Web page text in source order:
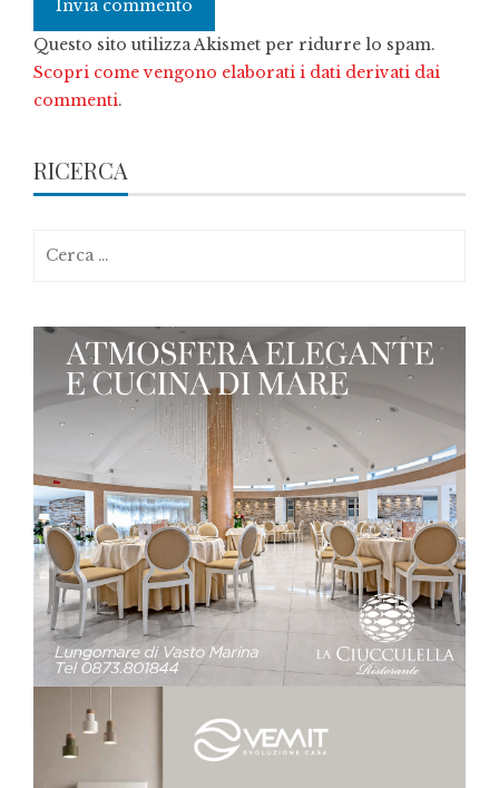
Questo sito utilizza Akismet per ridurre lo spam.
Scopri come vengono elaborati i dati derivati dai
commenti.
RICERCA